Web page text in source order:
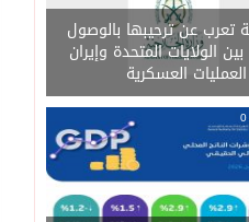
تعرب عن ترحيبها بالوصول
الولايات المتحدة وإيران
العسكرية